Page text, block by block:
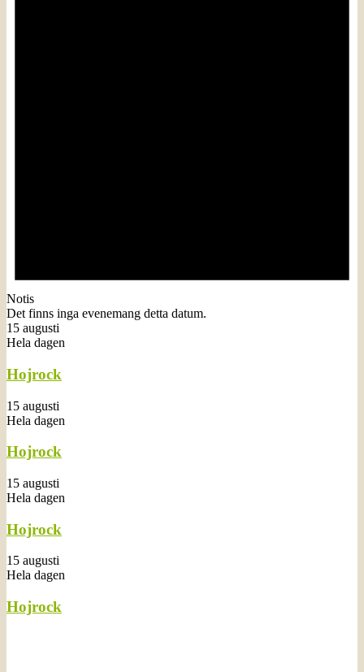
Notis
Det finns inga evenemang detta datum.
15 augusti
Hela dagen
Hojrock
15 augusti
Hela dagen
Hojrock
15 augusti
Hela dagen
Hojrock
15 augusti
Hela dagen
Hojrock